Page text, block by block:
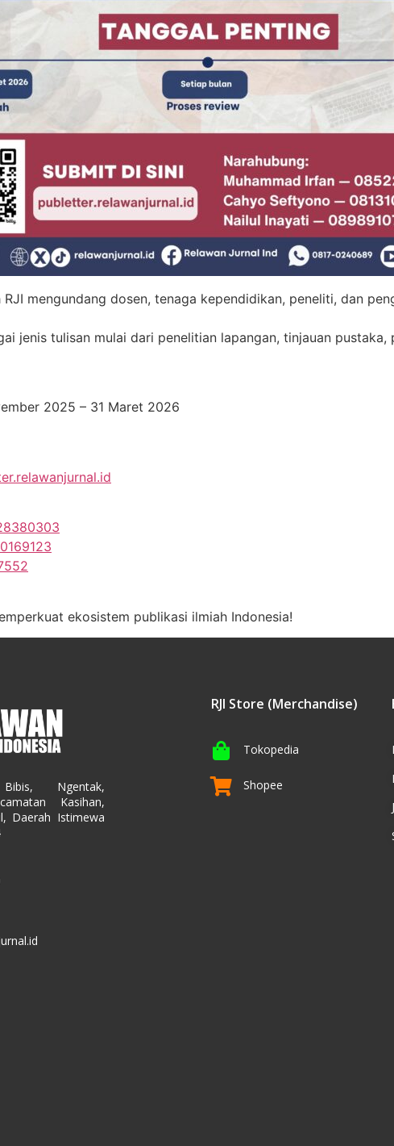
RJI mengundang dosen, tenaga kependidikan, peneliti, dan
jenis tulisan mulai dari penelitian lapangan, tinjauan
2025 – 31 Maret 2026
ekosistem publikasi ilmiah Indonesia!
Ngentak,
Kasihan,
Daerah Istimewa
RJI Store (Merchandise)
Tokopedia
Shopee